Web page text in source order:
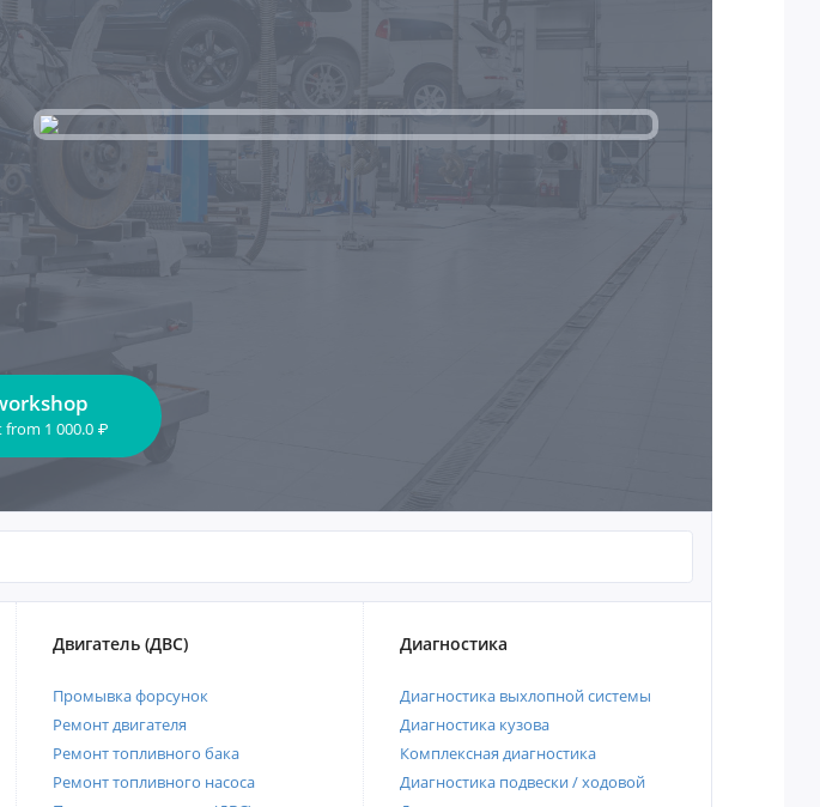
from 1 000.0 ₽
Двигатель (ДВС)
Промывка форсунок
Ремонт двигателя
Ремонт топливного бака
Ремонт топливного насоса
Диагностика
Диагностика выхлопной системы
Диагностика кузова
Комплексная диагностика
Диагностика подвески / ходовой